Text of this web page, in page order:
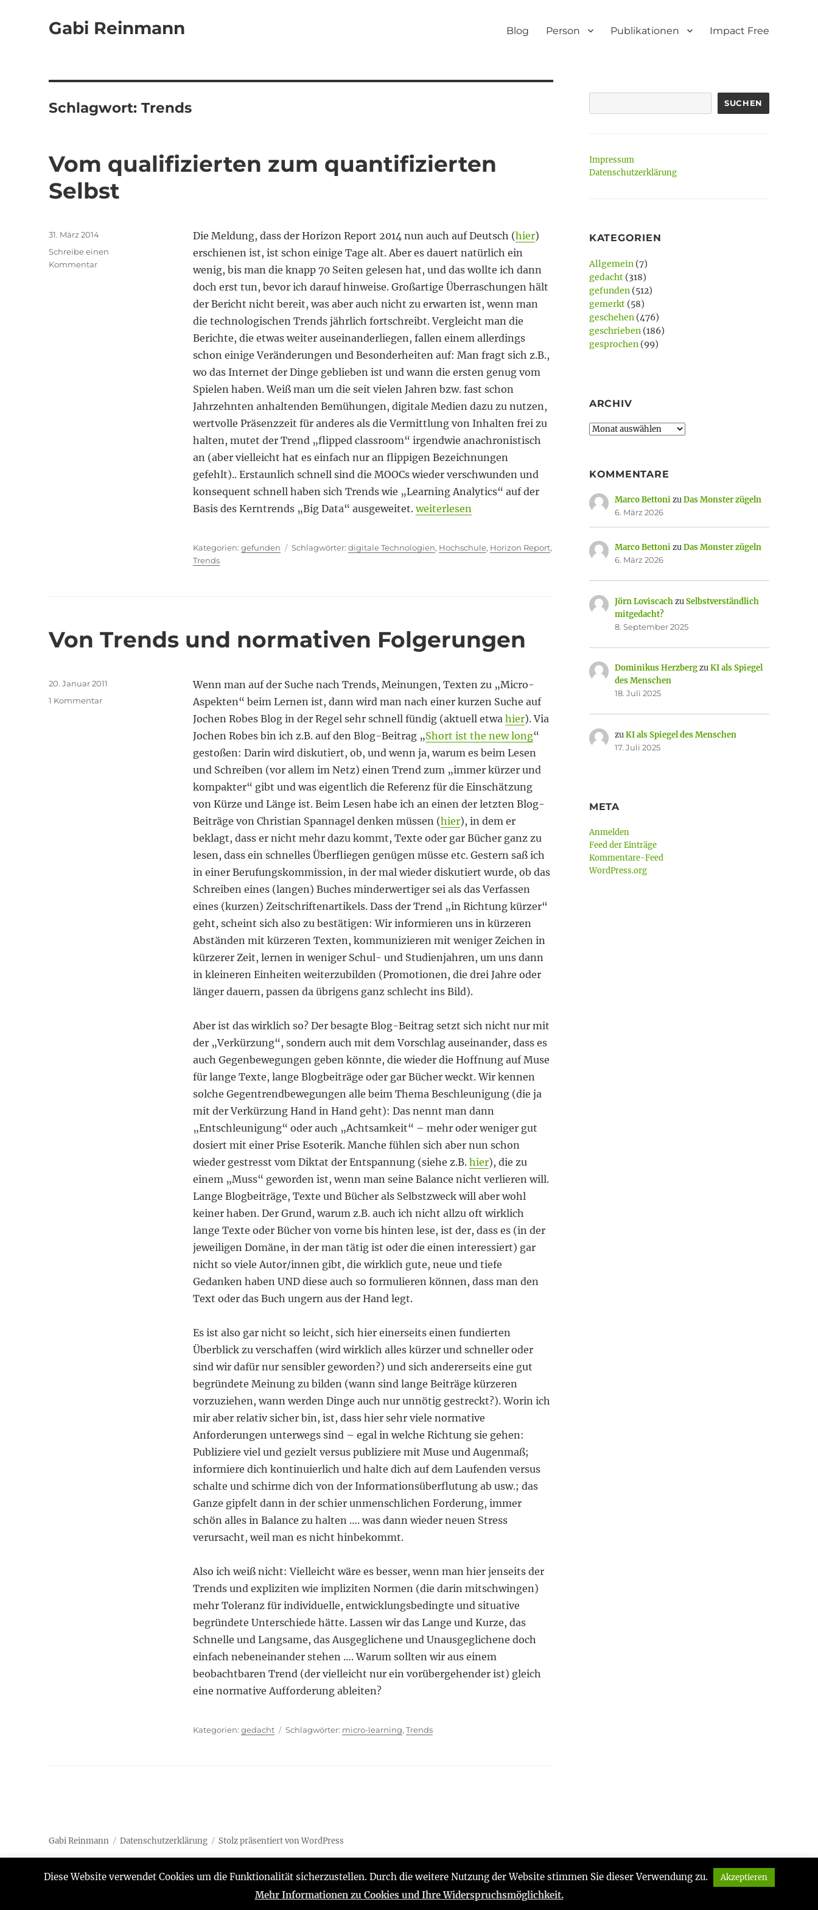
Gabi Reinmann Blog Person Publikationen Impact Free
Schlagwort:Trends
Vom qualifizierten zum quantifizierten
Selbst
Die Meldung, dass der Horizon Report 2014 nun auch auf Deutsch (hier)
erschienen ist, ist schon einige Tage alt. Aber es dauert natürlich ein
wenig, bis man die knapp 70 Seiten gelesen hat, und das wollte ich dann
doch erst tun, bevor ich darauf hinweise. Großartige Überraschungen hält
der Bericht nicht bereit, was aber auch nicht zu erwarten ist, wenn man
die technologischen Trends jährlich fortschreibt. Vergleicht man die
Berichte, die etwas weiter auseinanderliegen, fallen einem allerdings
schon einige Veränderungen und Besonderheiten auf: Man fragt sich z.B.,
wo das Internet der Dinge geblieben ist und wann die ersten genug vom
Spielen haben. Weiß man um die seit vielen Jahren bzw. fast schon
Jahrzehnten anhaltenden Bemühungen, digitale Medien dazu zu nutzen,
wertvolle Präsenzzeit für anderes als die Vermittlung von Inhalten frei zu
halten, mutet der Trend „flipped classroom“ irgendwie anachronistisch
an (aber vielleicht hat es einfach nur an flippigen Bezeichnungen
gefehlt).. Erstaunlich schnell sind die MOOCs wieder verschwunden und
konsequent schnell haben sich Trends wie „Learning Analytics“ auf der
Basis des Kerntrends „Big Data“ ausgeweitet.„Vom qualifizierten zum quantifizierten Selbst“
weiterlesen
Kategorien
gefunden Schlagwörter
digitale Technologien, Hochschule, Horizon Report,
Trends
Veröffentlicht
am
31. März 2014
Schreibe einen
Kommentarzu
Von Trends und normativen Folgerungen
Wenn man auf der Suche nach Trends, Meinungen, Texten zu „Micro-
Aspekten“ beim Lernen ist, dann wird man nach einer kurzen Suche auf
Jochen Robes Blog in der Regel sehr schnell fündig (aktuell etwa hier). Via
Jochen Robes bin ich z.B. auf den Blog-Beitrag „Short ist the new long“
gestoßen: Darin wird diskutiert, ob, und wenn ja, warum es beim Lesen
und Schreiben (vor allem im Netz) einen Trend zum „immer kürzer und
kompakter“ gibt und was eigentlich die Referenz für die Einschätzung
von Kürze und Länge ist. Beim Lesen habe ich an einen der letzten Blog-
Beiträge von Christian Spannagel denken müssen (hier), in dem er
beklagt, dass er nicht mehr dazu kommt, Texte oder gar Bücher ganz zu
lesen, dass ein schnelles Überfliegen genügen müsse etc. Gestern saß ich
in einer Berufungskommission, in der mal wieder diskutiert wurde, ob das
Schreiben eines (langen) Buches minderwertiger sei als das Verfassen
eines (kurzen) Zeitschriftenartikels. Dass der Trend „in Richtung kürzer“
geht, scheint sich also zu bestätigen: Wir informieren uns in kürzeren
Abständen mit kürzeren Texten, kommunizieren mit weniger Zeichen in
kürzerer Zeit, lernen in weniger Schul- und Studienjahren, um uns dann
in kleineren Einheiten weiterzubilden (Promotionen, die drei Jahre oder
länger dauern, passen da übrigens ganz schlecht ins Bild).
Aber ist das wirklich so? Der besagte Blog-Beitrag setzt sich nicht nur mit
der „Verkürzung“, sondern auch mit dem Vorschlag auseinander, dass es
auch Gegenbewegungen geben könnte, die wieder die Hoffnung auf Muse
für lange Texte, lange Blogbeiträge oder gar Bücher weckt. Wir kennen
solche Gegentrendbewegungen alle beim Thema Beschleunigung (die ja
mit der Verkürzung Hand in Hand geht): Das nennt man dann
„Entschleunigung“ oder auch „Achtsamkeit“ – mehr oder weniger gut
dosiert mit einer Prise Esoterik. Manche fühlen sich aber nun schon
wieder gestresst vom Diktat der Entspannung (siehe z.B. hier), die zu
einem „Muss“ geworden ist, wenn man seine Balance nicht verlieren will.
Lange Blogbeiträge, Texte und Bücher als Selbstzweck will aber wohl
keiner haben. Der Grund, warum z.B. auch ich nicht allzu oft wirklich
lange Texte oder Bücher von vorne bis hinten lese, ist der, dass es (in der
jeweiligen Domäne, in der man tätig ist oder die einen interessiert) gar
nicht so viele Autor/innen gibt, die wirklich gute, neue und tiefe
Gedanken haben UND diese auch so formulieren können, dass man den
Text oder das Buch ungern aus der Hand legt.
Es ist also gar nicht so leicht, sich hier einerseits einen fundierten
Überblick zu verschaffen (wird wirklich alles kürzer und schneller oder
sind wir dafür nur sensibler geworden?) und sich andererseits eine gut
begründete Meinung zu bilden (wann sind lange Beiträge kürzeren
vorzuziehen, wann werden Dinge auch nur unnötig gestreckt?). Worin ich
mir aber relativ sicher bin, ist, dass hier sehr viele normative
Anforderungen unterwegs sind – egal in welche Richtung sie gehen:
Publiziere viel und gezielt versus publiziere mit Muse und Augenmaß;
informiere dich kontinuierlich und halte dich auf dem Laufenden versus
schalte und schirme dich von der Informationsüberflutung ab usw.; das
Ganze gipfelt dann in der schier unmenschlichen Forderung, immer
schön alles in Balance zu halten …. was dann wieder neuen Stress
verursacht, weil man es nicht hinbekommt.
Also ich weiß nicht: Vielleicht wäre es besser, wenn man hier jenseits der
Trends und expliziten wie impliziten Normen (die darin mitschwingen)
mehr Toleranz für individuelle, entwicklungsbedingte und situative
begründete Unterschiede hätte. Lassen wir das Lange und Kurze, das
Schnelle und Langsame, das Ausgeglichene und Unausgeglichene doch
einfach nebeneinander stehen …. Warum sollten wir aus einem
beobachtbaren Trend (der vielleicht nur ein vorübergehender ist) gleich
eine normative Aufforderung ableiten?
Kategorien
gedacht Schlagwörter
micro-learning, Trends
Veröffentlicht
20. Januar 2011
1 Kommentarzu
SUCHEN
Impressum
Datenschutzerklärung
KATEGORIEN
Allgemein(7)
gedacht(318)
gefunden(512)
gemerkt(58)
geschehen(476)
geschrieben(186)
gesprochen(99)
ARCHIV
Archiv
KOMMENTARE
Marco BettonizuDas Monster zügeln
6. März 2026
Marco BettonizuDas Monster zügeln
6. März 2026
Jörn LoviscachzuSelbstverständlich
mitgedacht?
8. September 2025
Dominikus HerzbergzuKI als Spiegel
des Menschen
18. Juli 2025
zuKI als Spiegel des Menschen
17. Juli 2025
META
Anmelden
Feed der Einträge
Kommentare-Feed
WordPress.org
Gabi Reinmann Datenschutzerklärung Stolz präsentiert von WordPress
Diese Website verwendet Cookies um die Funktionalität sicherzustellen. Durch die weitere Nutzung der Website stimmen Sie dieser Verwendung zu. Akzeptieren
Mehr Informationen zu Cookies und Ihre Widerspruchsmöglichkeit.